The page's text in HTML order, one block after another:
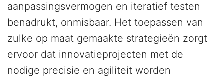
aanpassingsvermogen en iteratief testen
benadrukt, onmisbaar. Het toepassen van
zulke op maat gemaakte strategieën zorgt
ervoor dat innovatieprojecten met de
nodige precisie en agiliteit worden